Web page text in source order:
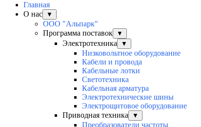
Главная
О нас
▼
ООО "Альпарк"
Программа поставок
▼
Электротехника ▼
Низковольтное оборудование
Кабели и провода
Кабельные лотки
Светотехника
Кабельная арматура
Электротехнические шины
Электрощитовое оборудование
Приводная техника
▼
Преобразователи частоты